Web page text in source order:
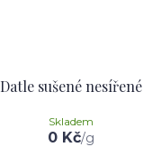
Datle sušené nesířené
0 Kč/g
Skladem